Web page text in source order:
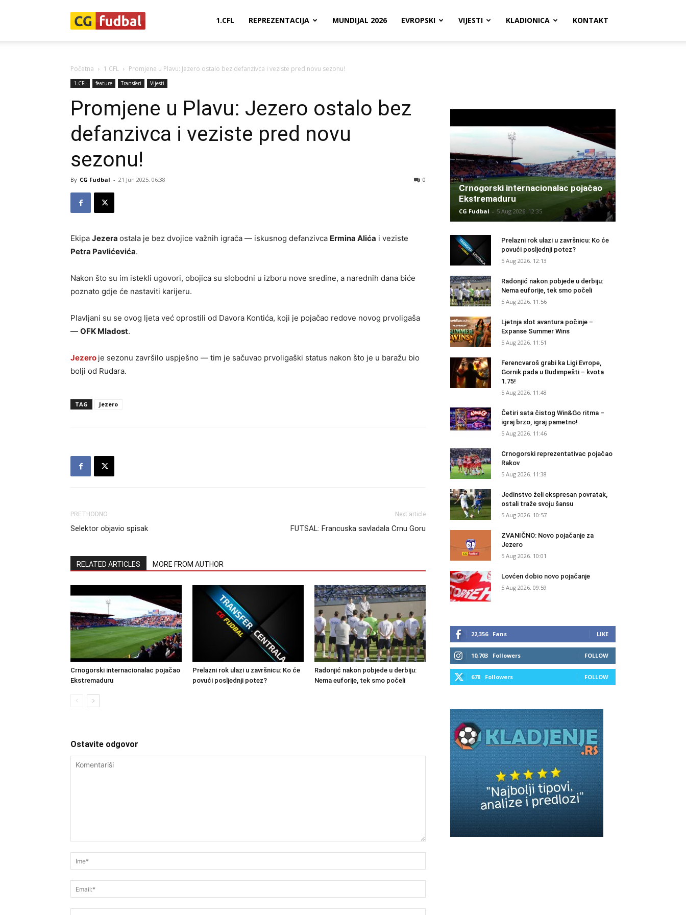
1.CFL REPREZENTACIJA MUNDIJAL 2026 EVROPSKI VIJESTI KLADIONICA KONTAKT
Početna 1.CFL Promjene u Plavu: Jezero ostalo bez defanzivca i veziste pred novu sezonu!
1.CFL feature Transferi Vijesti
Promjene u Plavu: Jezero ostalo bez
defanzivca i veziste pred novu
sezonu!
By CG Fudbal - 21 Jun 2025. 06:38 0
Ekipa Jezera ostala je bez dvojice važnih igrača — iskusnog defanzivca Ermina Alića i veziste
Petra Pavlićevića.
Nakon što su im istekli ugovori, obojica su slobodni u izboru nove sredine, a narednih dana biće
poznato gdje će nastaviti karijeru.
Plavljani su se ovog ljeta već oprostili od Davora Kontića, koji je pojačao redove novog prvoligaša
— OFK Mladost.
Jezero je sezonu završilo uspješno — tim je sačuvao prvoligaški status nakon što je u baražu bio
bolji od Rudara.
TAG Jezero
PRETHODNO
Selektor objavio spisak
Next article
FUTSAL: Francuska savladala Crnu Goru
RELATED ARTICLES MORE FROM AUTHOR
Crnogorski internacionalac pojačao
Ekstremaduru
Prelazni rok ulazi u završnicu: Ko će
povući posljednji potez?
Radonjić nakon pobjede u derbiju:
Nema euforije, tek smo počeli
Ostavite odgovor
Crnogorski internacionalac pojačao
Ekstremaduru
CG Fudbal - 5 Aug 2026. 12:35
Prelazni rok ulazi u završnicu: Ko će
povući posljednji potez?
5 Aug 2026. 12:13
Radonjić nakon pobjede u derbiju:
Nema euforije, tek smo počeli
5 Aug 2026. 11:56
Ljetnja slot avantura počinje –
Expanse Summer Wins
5 Aug 2026. 11:51
Ferencvaroš grabi ka Ligi Evrope,
Gornik pada u Budimpešti – kvota
1.75!
5 Aug 2026. 11:48
Četiri sata čistog Win&Go ritma –
igraj brzo, igraj pametno!
5 Aug 2026. 11:46
Crnogorski reprezentativac pojačao
Rakov
5 Aug 2026. 11:38
Jedinstvo želi ekspresan povratak,
ostali traže svoju šansu
5 Aug 2026. 10:57
ZVANIČNO: Novo pojačanje za
Jezero
5 Aug 2026. 10:01
Lovćen dobio novo pojačanje
5 Aug 2026. 09:59
22,356 Fans LIKE
10,703 Followers FOLLOW
678 Followers FOLLOW